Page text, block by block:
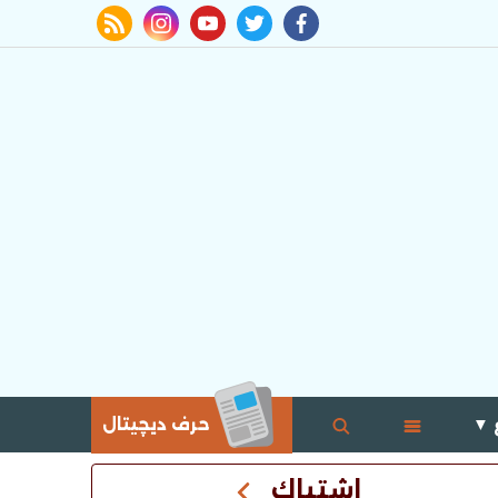
facebook
twitter
youtube
instagram
rss feed
▼ حرف ديچيتال
اشتباك